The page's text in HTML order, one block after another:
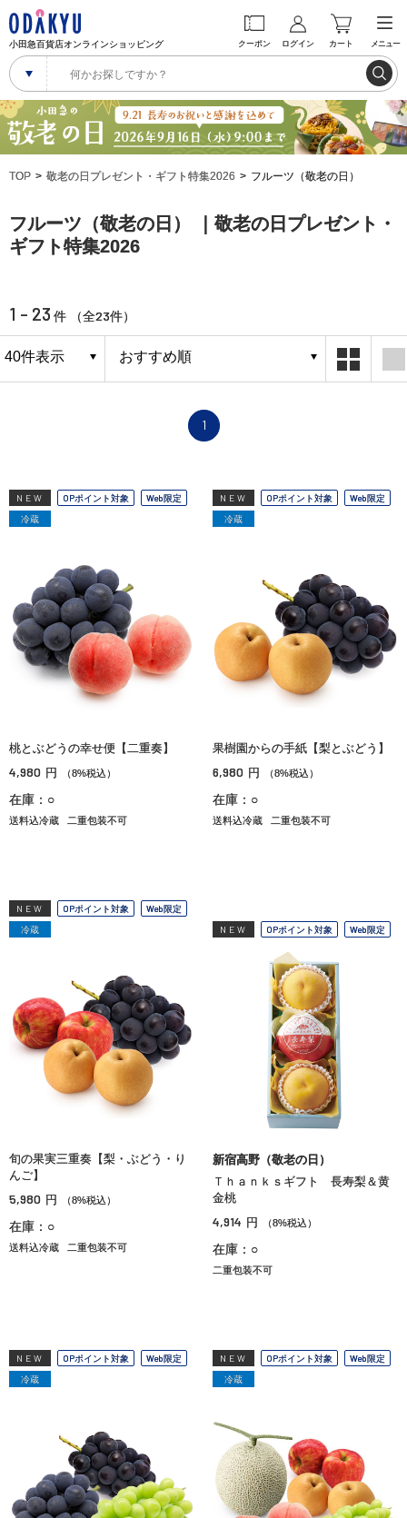
小田急百貨店オンラインショッピング クーポン ログイン カート メニュー
TOP 敬老の日プレゼント・ギフト特集2026 フルーツ（敬老の日）
フルーツ（敬老の日） ｜敬老の日プレゼント・
ギフト特集2026
1 - 23 件 （全23件）
1
NEW OPポイント対象
Web限定
冷蔵
桃とぶどうの幸せ便【二重奏】
4,980 円 （8%税込）
在庫：○
送料込冷蔵 二重包装不可
NEW OPポイント対象
Web限定
冷蔵
果樹園からの手紙【梨とぶどう】
6,980 円 （8%税込）
在庫：○
送料込冷蔵 二重包装不可
NEW OPポイント対象
Web限定
冷蔵
旬の果実三重奏【梨・ぶどう・り
んご】
5,980 円 （8%税込）
在庫：○
送料込冷蔵 二重包装不可
NEW OPポイント対象 Web限定
新宿高野（敬老の日）
Ｔｈａｎｋｓギフト 長寿梨＆黄
金桃
4,914 円 （8%税込）
在庫：○
二重包装不可
NEW OPポイント対象
Web限定
冷蔵
NEW OPポイント対象
Web限定
冷蔵